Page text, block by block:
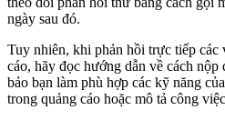
ngày sau đó.
Tuy nhiên, khi phản hồi trực tiếp
cáo, hãy đọc hướng dẫn về cách nộp
bảo bạn làm phù hợp các kỹ năng
trong quảng cáo hoặc mô tả công